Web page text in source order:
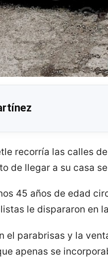
recorría las calles
de llegar a su casa
45 años de edad
le dispararon en
el parabrisas y la
apenas se